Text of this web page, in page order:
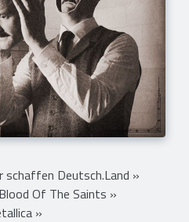
schaffen Deutsch.Land »
Of The Saints »
»